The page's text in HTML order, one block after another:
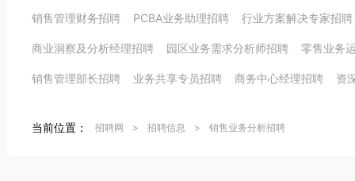
销售管理财务招聘 PCBA业务助理招聘 行业方案解决专家招聘
商业洞察及分析经理招聘 园区业务需求分析师招聘 零售业务
销售管理部长招聘 业务共享专员招聘 商务中心经理招聘 资
当前位置： 招聘网 > 招聘信息 > 销售业务分析招聘